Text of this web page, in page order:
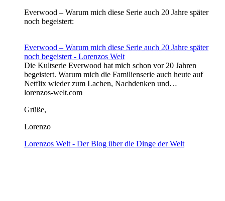
Everwood – Warum mich diese Serie auch 20 Jahre später
noch begeistert:
Everwood – Warum mich diese Serie auch 20 Jahre später
noch begeistert - Lorenzos Welt
Die Kultserie Everwood hat mich schon vor 20 Jahren
begeistert. Warum mich die Familienserie auch heute auf
Netflix wieder zum Lachen, Nachdenken und…
lorenzos-welt.com
Grüße,
Lorenzo
Lorenzos Welt - Der Blog über die Dinge der Welt